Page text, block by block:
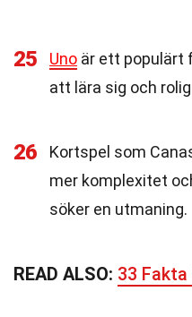
25 Uno är ett populärt
att lära sig och
26
Kortspel som
mer komplexitet
söker en utmaning.
READ ALSO: 33